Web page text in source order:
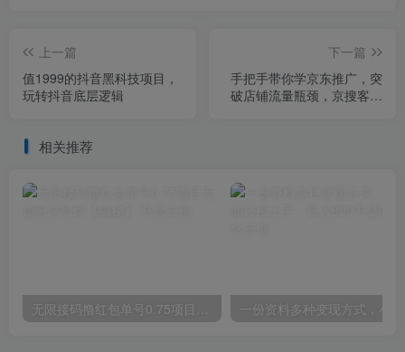
上一篇
值1999的抖音黑科技项目，
玩转抖音底层逻辑
下一篇
手把手带你学京东推广，突
破店铺流量瓶颈，京搜客海
相关推荐
无限接码撸红包单号0.75项目无偿分享给你【揭秘】